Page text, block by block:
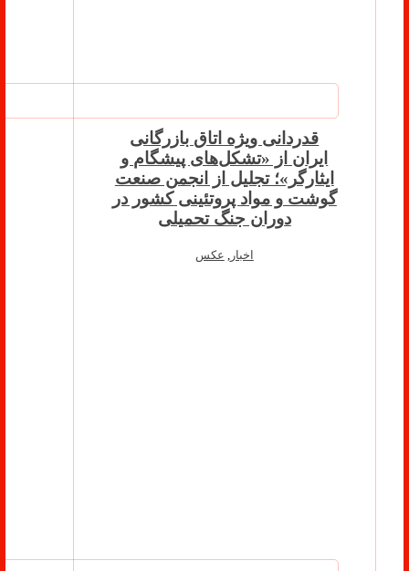
قدردانی ویژه اتاق بازرگانی
ایران از «تشکل‌های پیشگام و
ایثارگر»؛ تجلیل از انجمن صنعت
گوشت و مواد پروتئینی کشور در
دوران جنگ تحمیلی
اخبار عکس